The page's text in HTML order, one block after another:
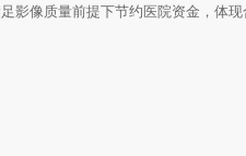
影像质量前提下节约医院资金，体现